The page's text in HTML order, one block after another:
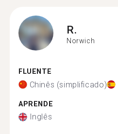
R.
Norwich
FLUENTE
Chinês (simplificado)
APRENDE
Inglês